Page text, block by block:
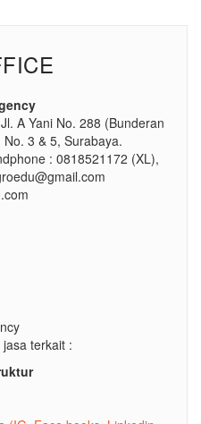
A Yani No. 288 (Bunderan
3 & 5, Surabaya.
: 0818521172 (XL),
terkait :